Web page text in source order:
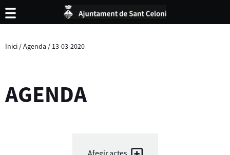
Inici /Agenda / 13-03-2020
AGENDA